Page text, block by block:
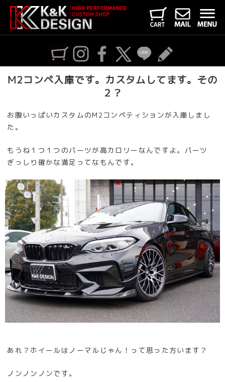
M2コンペ入庫です。カスタムしてます。その
２？
お腹いっぱいカスタムのM2コンペティションが入庫しまし
た。
もうね１つ１つのパーツが高カロリーなんですよ。パーツ
ぎっしり確かな満足ってなもんです。
あれ？ホイールはノーマルじゃん！って思った方います？
ノンノンノンです。